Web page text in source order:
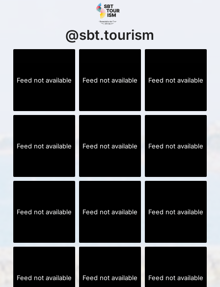
@sbt.tourism
Feed not available Feed not available Feed not available
Feed not available Feed not available Feed not available
Feed not available Feed not available Feed not available
Feed not available Feed not available Feed not available